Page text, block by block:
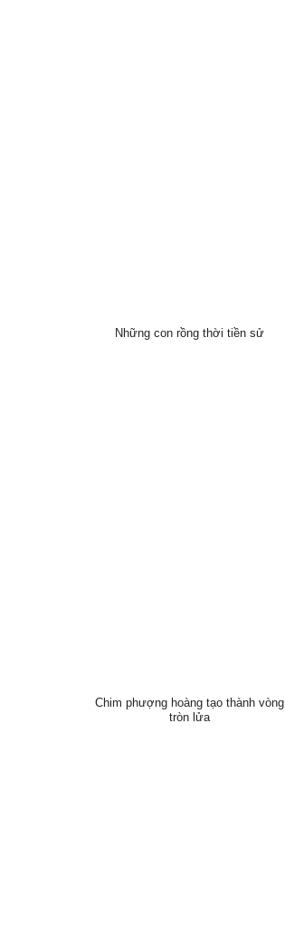
Những con rồng thời tiền sử
Chim phượng hoàng tạo thành vòng
tròn lửa